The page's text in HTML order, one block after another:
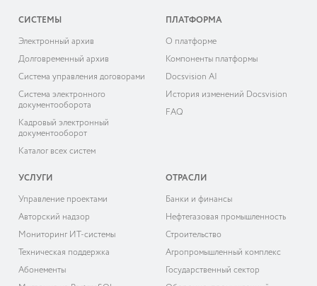
СИСТЕМЫ
Электронный архив
Долговременный архив
Система управления договорами
Система электронного
документооборота
Кадровый электронный
документооборот
Каталог всех систем
ПЛАТФОРМА
О платформе
Компоненты платформы
Docsvision AI
История изменений Docsvision
FAQ
УСЛУГИ
Управление проектами
Авторский надзор
Мониторинг ИТ-системы
Техническая поддержка
Абонементы
ОТРАСЛИ
Банки и финансы
Нефтегазовая промышленность
Строительство
Агропромышленный комплекс
Государственный сектор